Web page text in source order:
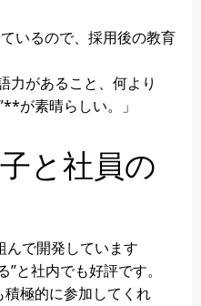
いるので、採用後の教育
力があること、何より
が素晴らしい。」
と社員の
んで開発しています
”と社内でも好評です。
極的に参加してくれ